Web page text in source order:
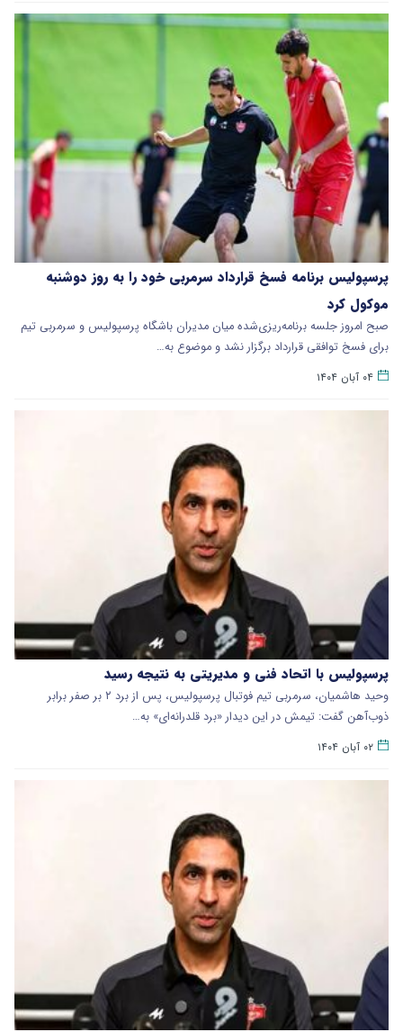
پرسپولیس برنامه فسخ قرارداد سرمربی خود را به روز دوشنبه
موکول کرد
صبح امروز جلسه برنامه‌ریزی‌شده میان مدیران باشگاه پرسپولیس و سرمربی تیم
برای فسخ توافقی قرارداد برگزار نشد و موضوع به…
۰۴ آبان ۱۴۰۴
پرسپولیس با اتحاد فنی و مدیریتی به نتیجه رسید
وحید هاشمیان، سرمربی تیم فوتبال پرسپولیس، پس از برد ۲ بر صفر برابر
ذوب‌آهن گفت: تیمش در این دیدار «برد قلدرانه‌ای» به…
۰۲ آبان ۱۴۰۴